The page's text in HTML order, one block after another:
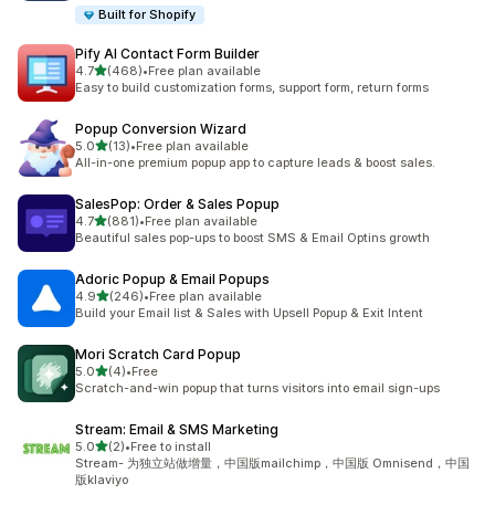
Built for Shopify
Pify AI Contact Form Builder
4.7เต็ม 5 ดาว
(468)
ทั้งหมด 468 รีวิว
•Free plan available
Easy to build customization forms, support form, return forms
Popup Conversion Wizard
5.0เต็ม 5 ดาว
(13)
ทั้งหมด 13 รีวิว
•Free plan available
All-in-one premium popup app to capture leads & boost sales.
SalesPop: Order & Sales Popup
4.7เต็ม 5 ดาว
(881)
ทั้งหมด 881 รีวิว
•Free plan available
Beautiful sales pop-ups to boost SMS & Email Optins growth
Adoric Popup & Email Popups
4.9เต็ม 5 ดาว
(246)
ทั้งหมด 246 รีวิว
•Free plan available
Build your Email list & Sales with Upsell Popup & Exit Intent
Mori Scratch Card Popup
5.0เต็ม 5 ดาว
(4)
ทั้งหมด 4 รีวิว
•Free
Scratch-and-win popup that turns visitors into email sign-ups
Stream: Email & SMS Marketing
5.0เต็ม 5 ดาว
(2)
ทั้งหมด 2 รีวิว
•Free to install
Stream- 为独立站做增量，中国版mailchimp，中国版 Omnisend，中国
版klaviyo